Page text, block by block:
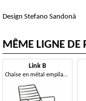
Design Stefano Sandonà
MÊME LIGNE DE
Link B
Chaise en métal empilable avec accoudoirs